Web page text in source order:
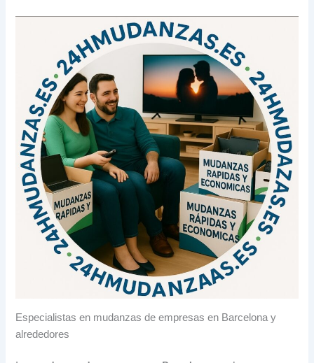
Especialistas en mudanzas de empresas en Barcelona y
alrededores